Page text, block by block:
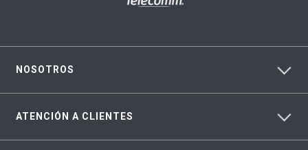
NOSOTROS
ATENCIÓN A CLIENTES